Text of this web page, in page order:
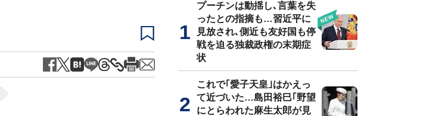
プーチンは動揺し､言葉を失
ったとの指摘も…習近平に
見放され､側近も友好国も停
戦を迫る独裁政権の末期症
状
これで｢愛子天皇｣はかえっ
て近づいた…島田裕巳｢野望
にとらわれた麻生太郎が見